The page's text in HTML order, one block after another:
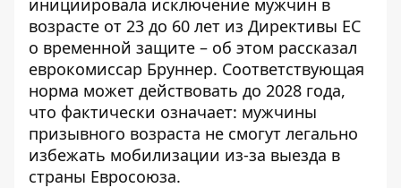
инициировала исключение мужчин в
возрасте от 23 до 60 лет из Директивы ЕС
о временной защите – об этом рассказал
еврокомиссар Бруннер. Соответствующая
норма может действовать до 2028 года,
что фактически означает: мужчины
призывного возраста не смогут легально
избежать мобилизации из-за выезда в
страны Евросоюза.